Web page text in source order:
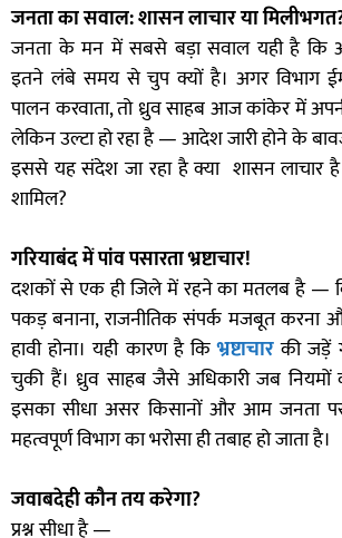
जनता का सवाल: शासन लाचार या
जनता के मन में सबसे बड़ा सवाल यही है कि
इतने लंबे समय से चुप क्यों है। अगर विभाग
पालन करवाता, तो ध्रुव साहब आज कांकेर में
लेकिन उल्टा हो रहा है — आदेश जारी होने के
इससे यह संदेश जा रहा है क्या शासन लाचार
शामिल?
गरियाबंद में पांव पसारता भ्रष्टाचार!
दशकों से एक ही जिले में रहने का मतलब है —
पकड़ बनाना, राजनीतिक संपर्क मजबूत करना
हावी होना। यही कारण है किभ्रष्टाचारकी जड़ें
चुकी हैं। ध्रुव साहब जैसे अधिकारी जब नियमों
इसका सीधा असर किसानों और आम जनता
महत्वपूर्ण विभाग का भरोसा ही तबाह हो जाता है।
जवाबदेही कौन तय करेगा?
प्रश्न सीधा है —